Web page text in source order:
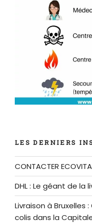
LES DERNIERS
CONTACTER
DHL : Le géant de la
Livraison à Bruxelles
colis dans la